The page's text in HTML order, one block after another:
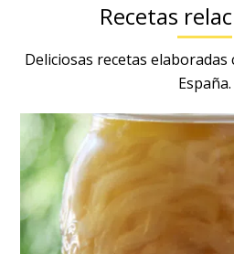
Recetas
Deliciosas recetas elaboradas
España.